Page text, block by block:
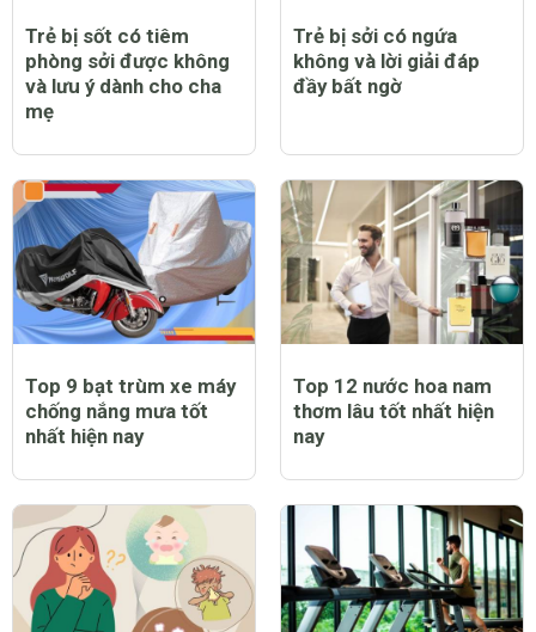
thiết khi chăm sóc trẻ
bị bệnh
Trẻ bị sốt có tiêm
và lưu ý dành cho cha
mẹ
Trẻ bị sởi có ngứa
đầy bất ngờ